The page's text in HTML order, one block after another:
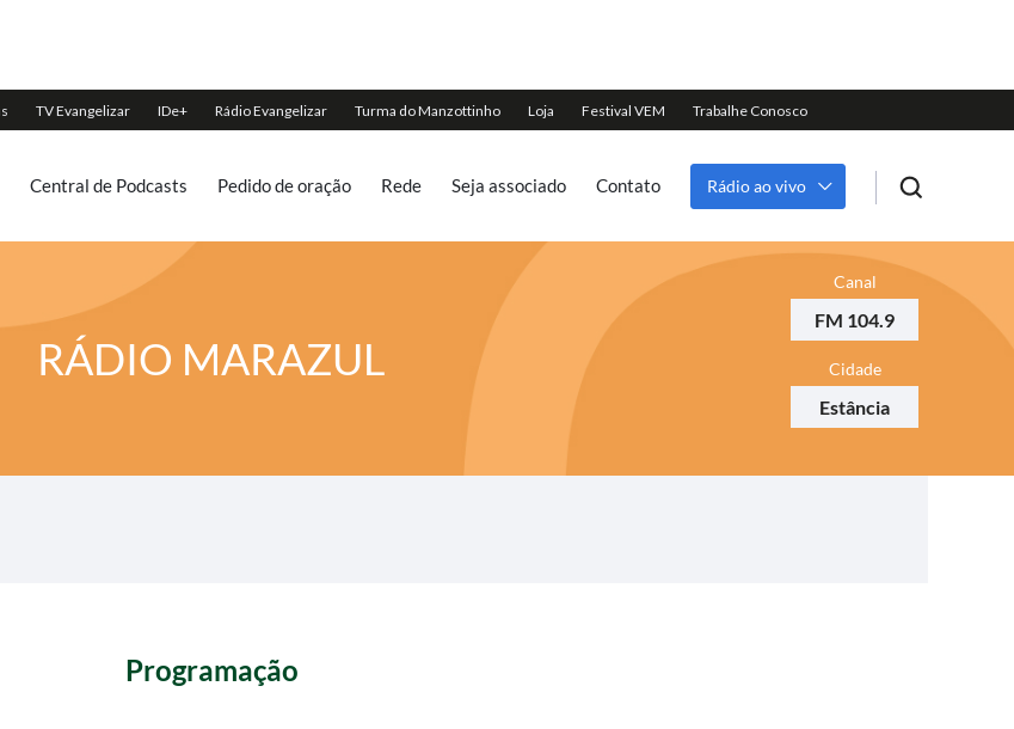
Central de Podcasts Pedido de oração Rede Seja associado Contato Rádio ao vivo
RÁDIO MARAZUL
Canal
FM 104.9
Cidade
Estância
Programação